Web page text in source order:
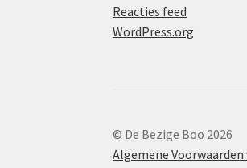
Reacties feed
WordPress.org
© De Bezige Boo 2026
Algemene